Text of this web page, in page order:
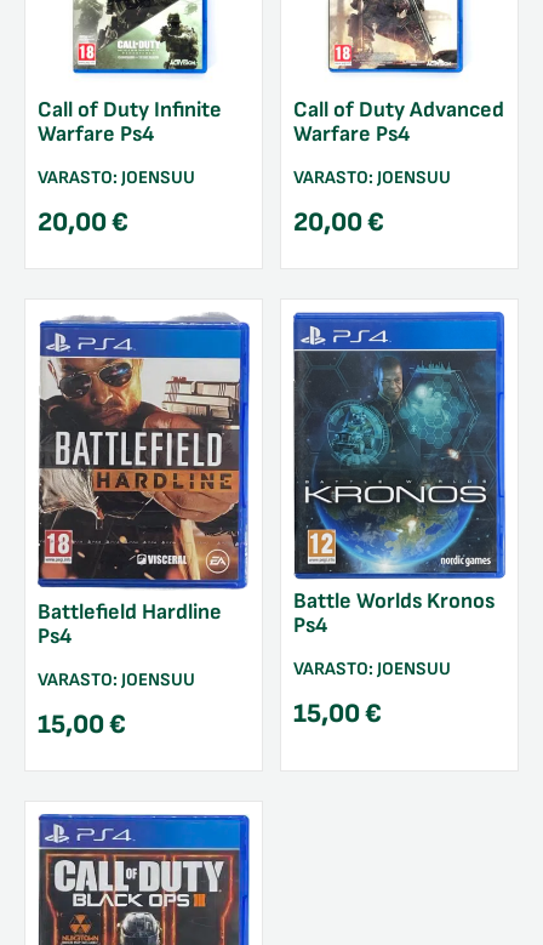
Call of Duty Infinite
Warfare Ps4
VARASTO: JOENSUU
20,00€
Call of Duty Advanced
Warfare Ps4
VARASTO: JOENSUU
20,00€
Battlefield Hardline
Ps4
VARASTO: JOENSUU
15,00€
Battle Worlds Kronos
Ps4
VARASTO: JOENSUU
15,00€